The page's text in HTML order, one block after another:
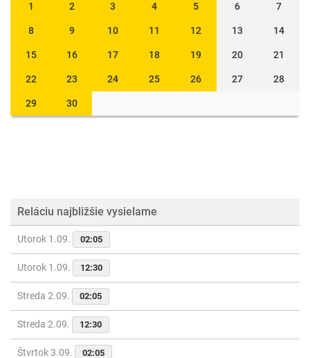
1
2 3 4 5 6 7
8 9 10 11 12 13 14
15 16 17 18 19 20 21
22 23 24 25 26 27 28
29 30
Reláciu najbližšie vysielame
Utorok 1.09. 02:05
Utorok 1.09. 12:30
Streda 2.09. 02:05
Streda 2.09. 12:30
Štvrtok 3.09. 02:05